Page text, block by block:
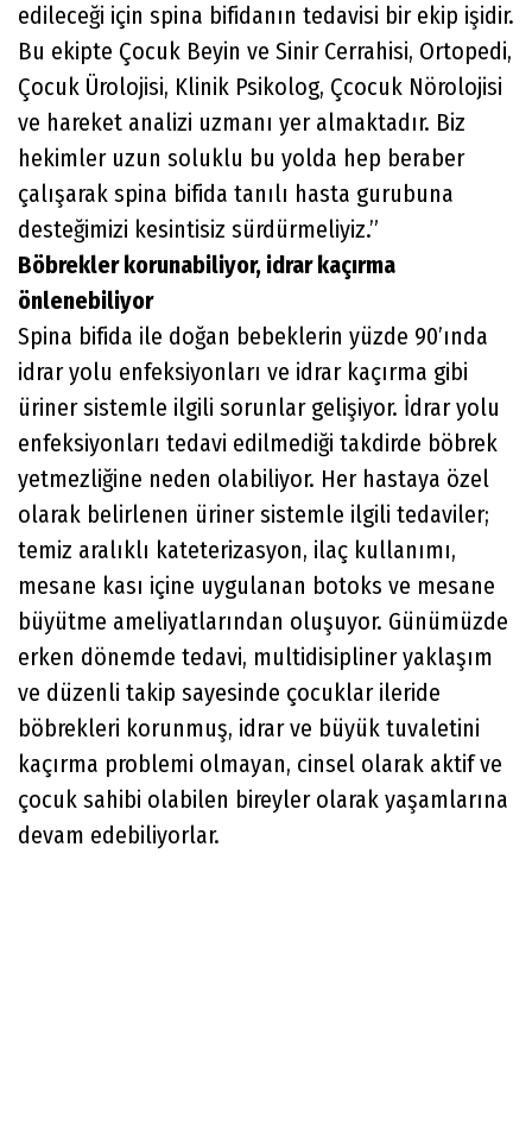
edileceği için spina bifidanın tedavisi bir ekip işidir.
Bu ekipte Çocuk Beyin ve Sinir Cerrahisi, Ortopedi,
Çocuk Ürolojisi, Klinik Psikolog, Çcocuk Nörolojisi
ve hareket analizi uzmanı yer almaktadır. Biz
hekimler uzun soluklu bu yolda hep beraber
çalışarak spina bifida tanılı hasta gurubuna
desteğimizi kesintisiz sürdürmeliyiz.”
Böbrekler korunabiliyor, idrar kaçırma
önlenebiliyor
Spina bifida ile doğan bebeklerin yüzde 90’ında
idrar yolu enfeksiyonları ve idrar kaçırma gibi
üriner sistemle ilgili sorunlar gelişiyor. İdrar yolu
enfeksiyonları tedavi edilmediği takdirde böbrek
yetmezliğine neden olabiliyor. Her hastaya özel
olarak belirlenen üriner sistemle ilgili tedaviler;
temiz aralıklı kateterizasyon, ilaç kullanımı,
mesane kası içine uygulanan botoks ve mesane
büyütme ameliyatlarından oluşuyor. Günümüzde
erken dönemde tedavi, multidisipliner yaklaşım
ve düzenli takip sayesinde çocuklar ileride
böbrekleri korunmuş, idrar ve büyük tuvaletini
kaçırma problemi olmayan, cinsel olarak aktif ve
çocuk sahibi olabilen bireyler olarak yaşamlarına
devam edebiliyorlar.